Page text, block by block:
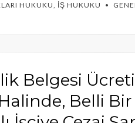
HUKUKU, İŞ HUKUKU
Belgesi
Belli Bir